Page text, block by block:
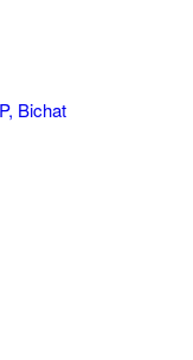
Bichat